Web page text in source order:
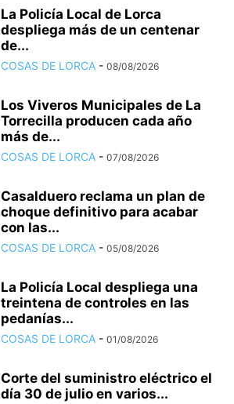
La Policía Local de Lorca
despliega más de un centenar
de...
COSAS DE LORCA - 08/08/2026
Los Viveros Municipales de La
Torrecilla producen cada año
más de...
COSAS DE LORCA - 07/08/2026
Casalduero reclama un plan de
choque definitivo para acabar
con las...
COSAS DE LORCA - 05/08/2026
La Policía Local despliega una
treintena de controles en las
pedanías...
COSAS DE LORCA - 01/08/2026
Corte del suministro eléctrico el
día 30 de julio en varios...